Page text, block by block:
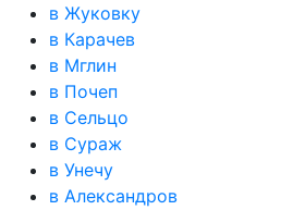
в Жуковку
в Карачев
в Мглин
в Почеп
в Сельцо
в Сураж
в Унечу
в Александров